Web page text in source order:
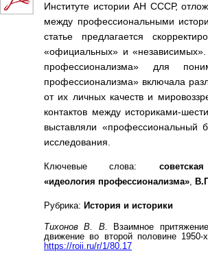
Институте истории АН СССР,
между профессиональными
статье предлагается
«официальных» и
профессионализма» для
профессионализма» включала
от их личных качеств и
контактов между историками-
выставляли «профессиональный
исследования.
Ключевые слова:
«идеология профессионализма»,
Рубрика: История и историки
Тихонов В. В.
Взаимное
движение во второй половине
https://roii.ru/r/1/80.17